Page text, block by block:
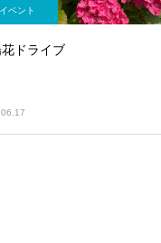
イベント
ドライブ